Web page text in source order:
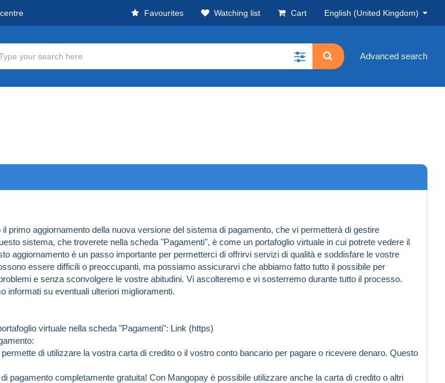
Favourites Watching list Cart English (United Kingdom)
Advanced search
primo aggiornamento della nuova versione del sistema di pagamento, che vi permetterà di gestire
sistema, che troverete nella scheda "Pagamenti", è come un portafoglio virtuale in cui potrete vedere il
aggiornamento è un passo importante per permetterci di offrirvi servizi di qualità e soddisfare le vostre
essere difficili o preoccupanti, ma possiamo assicurarvi che abbiamo fatto tutto il possibile per
e senza sconvolgere le vostre abitudini. Vi ascolteremo e vi sosterremo durante tutto il processo.
informati su eventuali ulteriori miglioramenti.
virtuale nella scheda "Pagamenti": Link (https)
di utilizzare la vostra carta di credito o il vostro conto bancario per pagare o ricevere denaro. Questo
pagamento completamente gratuita! Con Mangopay è possibile utilizzare anche la carta di credito o altri